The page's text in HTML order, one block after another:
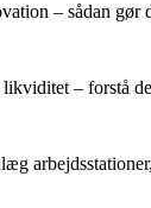
– sådan gør
– forstå